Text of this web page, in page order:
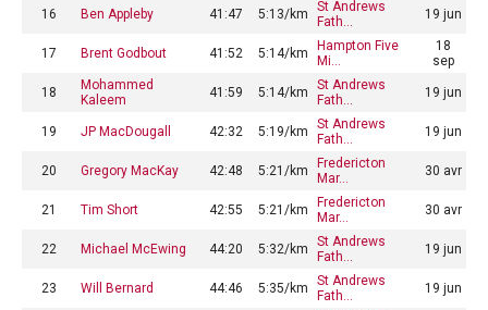
16 Ben Appleby 41:47 5:13/km
St Andrews
Fath…
19 jun
17 Brent Godbout 41:52 5:14/km
Hampton Five
Mi…
18
sep
18
Mohammed
Kaleem
41:59 5:14/km
St Andrews
Fath…
19 jun
19 JP MacDougall 42:32 5:19/km
St Andrews
Fath…
19 jun
20 Gregory MacKay 42:48 5:21/km
Fredericton
Mar…
30 avr
21 Tim Short 42:55 5:21/km
Fredericton
Mar…
30 avr
22 Michael McEwing 44:20 5:32/km
St Andrews
Fath…
19 jun
23 Will Bernard 44:46 5:35/km
St Andrews
Fath…
19 jun